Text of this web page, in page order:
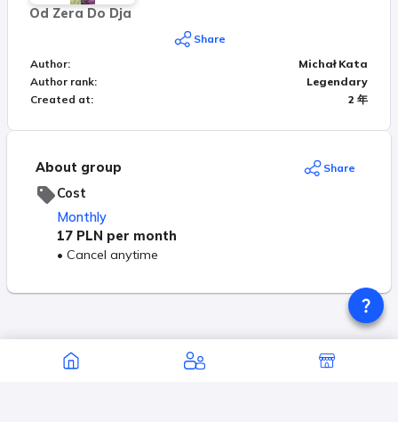
staram się zamieniać na wyzwania, które mobilizują
mnie każdego dnia do pracy.
Od Zera Do Dja
Share
Author:
Michał Kata
Author rank:
Legendary
Created at: 2 年
About group Share
Cost
Monthly
17 PLN per month
• Cancel anytime